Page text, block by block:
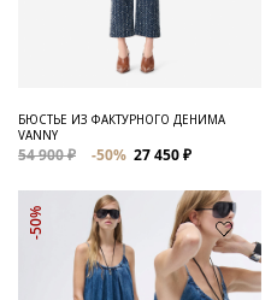
БЮСТЬЕ ИЗ ФАКТУРНОГО ДЕНИМА
VANNY
54 900 ₽ -50% 27 450 ₽
-50%